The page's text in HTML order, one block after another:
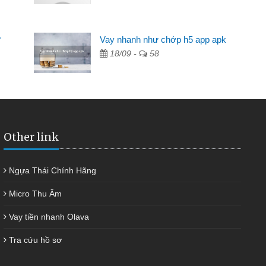
nhiều lúc cần vốn nhập
bè giới thiệu tôi đã giải
nhanh chóng
được thôi. Cảm
Vay nhanh như chớp h5 app apk
18/09 - 58
Other link
Ngựa Thái Chính Hãng
Micro Thu Âm
Vay tiền nhanh Olava
Tra cứu hồ sơ